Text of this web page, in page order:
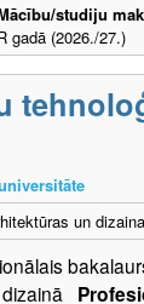
studiju
gadā (2026./27.)
un